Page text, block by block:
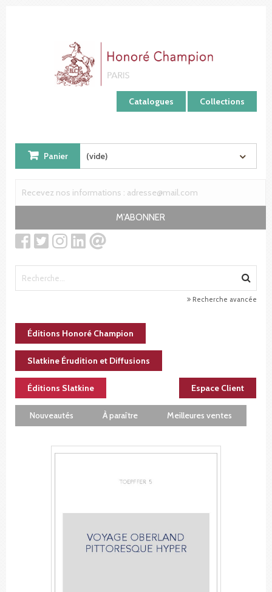
Catalogues Collections
Panier (vide)
M'ABONNER
Recherche avancée
Éditions Honoré Champion
Slatkine Érudition et Diffusions
Éditions Slatkine Espace Client
Nouveautés À paraître Meilleures ventes